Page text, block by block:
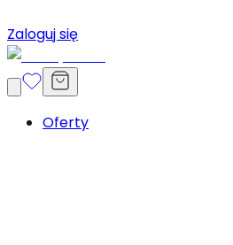
Zaloguj się
Oferty